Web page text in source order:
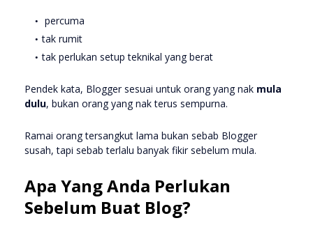
percuma
tak rumit
tak perlukan setup teknikal yang berat
Pendek kata, Blogger sesuai untuk orang yang nak mula
dulu, bukan orang yang nak terus sempurna.
Ramai orang tersangkut lama bukan sebab Blogger
susah, tapi sebab terlalu banyak fikir sebelum mula.
Apa Yang Anda Perlukan
Sebelum Buat Blog?